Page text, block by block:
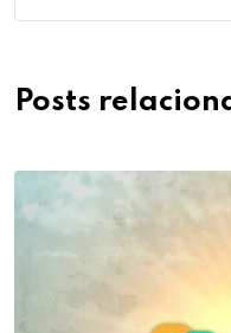
Posts